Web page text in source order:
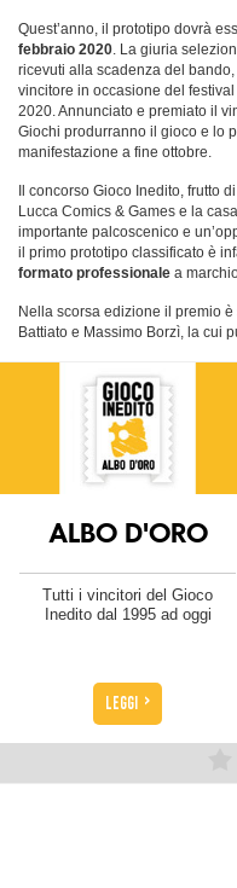
Quest’anno, il prototipo dovrà
febbraio 2020 . La giuria
ricevuti alla scadenza del
vincitore in occasione del
2020. Annunciato e premiato il
Giochi produrranno il gioco e lo
manifestazione a fine ottobre.
Il concorso Gioco Inedito, frutto
Lucca Comics & Games e la
importante palcoscenico e
il primo prototipo classificato è
formato professionale a
Nella scorsa edizione il premio è
Battiato e Massimo Borzì, la cui
ALBO D'ORO
Tutti i vincitori del Gioco
Inedito dal 1995 ad oggi
LEGGI >